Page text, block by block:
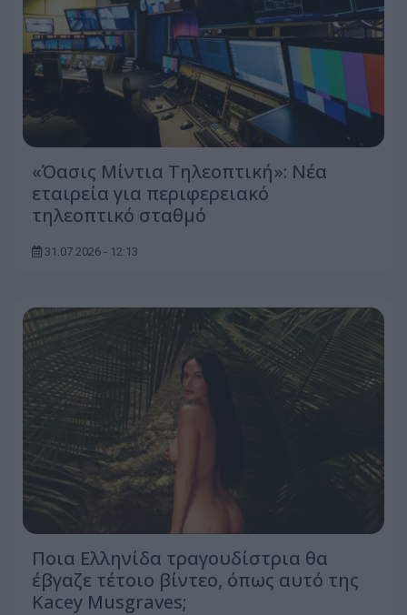
«Όασις Μίντια Τηλεοπτική»: Νέα
εταιρεία για περιφερειακό
τηλεοπτικό σταθμό
31.07.2026 - 12:13
Ποια Ελληνίδα τραγουδίστρια θα
έβγαζε τέτοιο βίντεο, όπως αυτό της
Kacey Musgraves;